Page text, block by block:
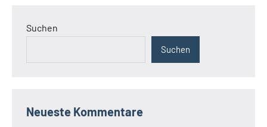
Suchen
Suchen
Neueste Kommentare